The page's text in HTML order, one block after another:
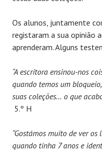
Os alunos, juntamente
registaram a sua opinião
aprenderam. Alguns
“A escritora ensinou-nos
quando temos um
suas coleções… o que
5.º H
“Gostámos muito de ver
quando tinha 7 anos e